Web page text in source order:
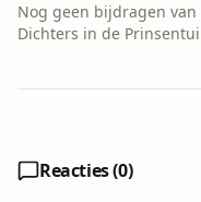
Nog geen bijdragen
Dichters in de
Reacties (0)